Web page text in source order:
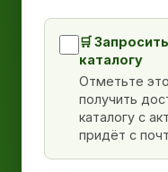
🛒
каталогу
Отметьте
получить
каталогу с
придёт с